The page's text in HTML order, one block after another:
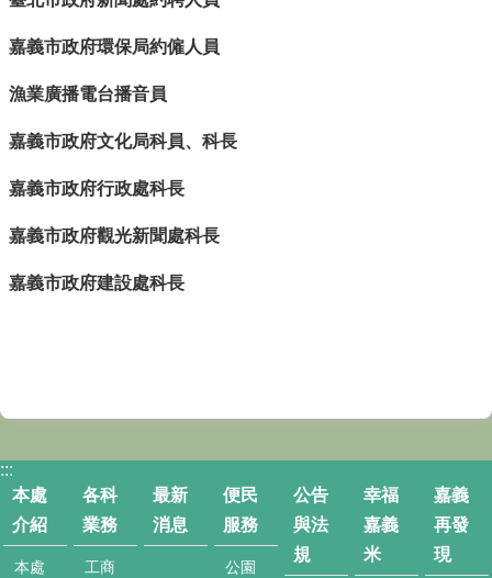
嘉
市
府
網
安
政
嘉義市政府環保局約僱人員
漁業廣播電台播音員
嘉義市政府文化局科員、科長
嘉義市政府行政處科長
嘉義市政府觀光新聞處科長
嘉義市政府建設處科長
:::
本處
介紹
本處
各科
業務
工商
最新
消息
便民
服務
公園
公告
與法
規
幸福
嘉義
米
嘉義
再發
現